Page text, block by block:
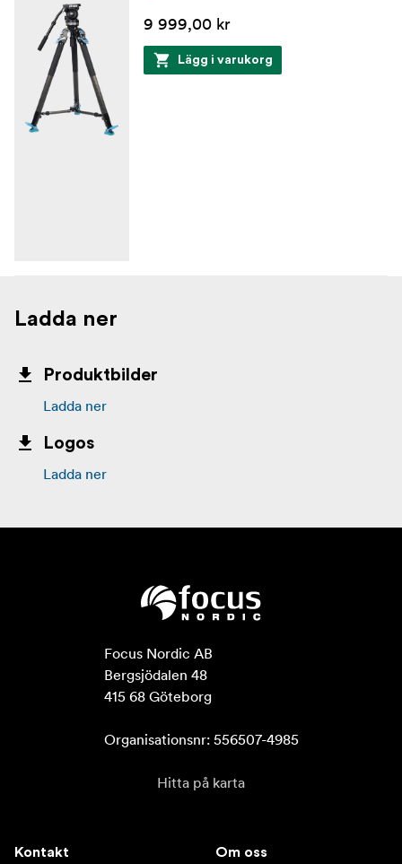
9 999,00 kr
Lägg i varukorg
Ladda ner
Produktbilder
Ladda ner
Logos
Ladda ner
Focus Nordic AB
Bergsjödalen 48
415 68 Göteborg
Organisationsnr: 556507-4985
Hitta på karta
Kontakt Om oss